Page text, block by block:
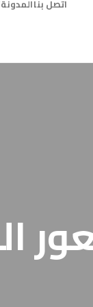
المدونةاتصل بنا